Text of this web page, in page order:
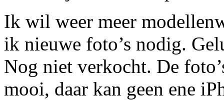
Ik wil weer meer
ik nieuwe foto’s nodig.
Nog niet verkocht. De
mooi, daar kan geen ene